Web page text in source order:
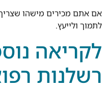
אם אתם מכירים מישהו
לתמוך ולייעץ.
לקריאה
רשלנות